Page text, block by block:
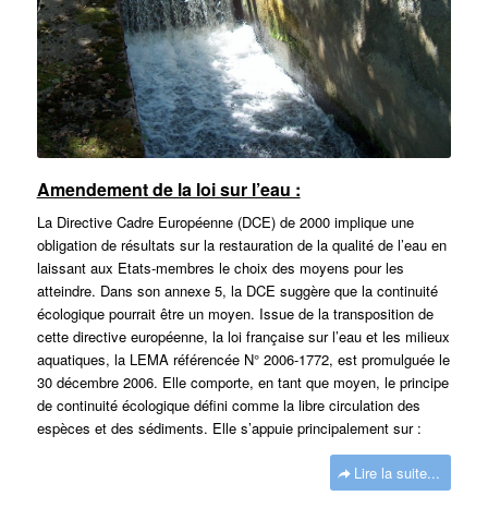
Amendement de la loi sur l’eau :
La Directive Cadre Européenne (DCE) de 2000 implique une
obligation de résultats sur la restauration de la qualité de l’eau en
laissant aux Etats-membres le choix des moyens pour les
atteindre. Dans son annexe 5, la DCE suggère que la continuité
écologique pourrait être un moyen. Issue de la transposition de
cette directive européenne, la loi française sur l’eau et les milieux
aquatiques, la LEMA référencée N° 2006-1772, est promulguée le
30 décembre 2006. Elle comporte, en tant que moyen, le principe
de continuité écologique défini comme la libre circulation des
espèces et des sédiments. Elle s’appuie principalement sur :
Lire la suite...